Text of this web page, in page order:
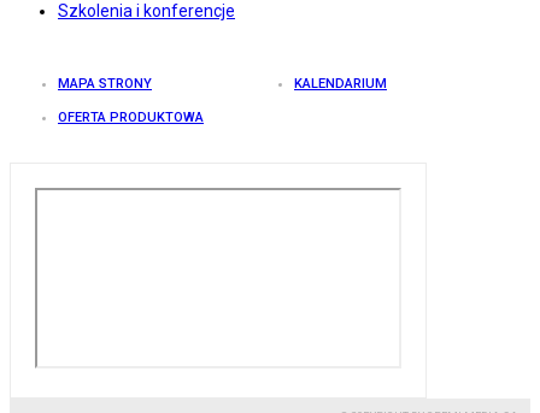
Szkolenia i konferencje
MAPA STRONY KALENDARIUM
OFERTA PRODUKTOWA